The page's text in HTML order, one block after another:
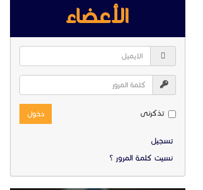
الأعضاء
تذكرنى دخول
تسجيل
نسيت كلمة المرور ؟